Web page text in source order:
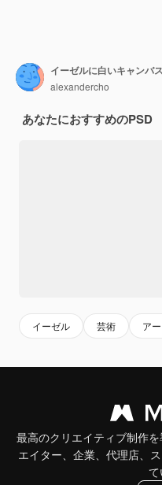
イーゼルに白いキャンバス
alexandercho
あなたにおすすめのPSD
イーゼル 芸術 アー
最高のクリエイティブ制作
エイター、企業、代理店、
て